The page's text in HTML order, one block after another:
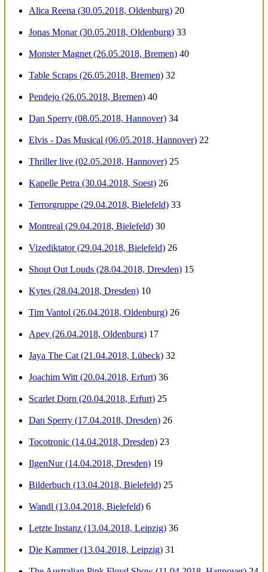
Alica Reena (30.05.2018, Oldenburg) 20
Jonas Monar (30.05.2018, Oldenburg) 33
Monster Magnet (26.05.2018, Bremen) 40
Table Scraps (26.05.2018, Bremen) 32
Pendejo (26.05.2018, Bremen) 40
Dan Sperry (08.05.2018, Hannover) 34
Elvis - Das Musical (06.05.2018, Hannover) 22
Thriller live (02.05.2018, Hannover) 25
Kapelle Petra (30.04.2018, Soest) 26
Terrorgruppe (29.04.2018, Bielefeld) 33
Montreal (29.04.2018, Bielefeld) 30
Vizediktator (29.04.2018, Bielefeld) 26
Shout Out Louds (28.04.2018, Dresden) 15
Kytes (28.04.2018, Dresden) 10
Tim Vantol (26.04.2018, Oldenburg) 26
Apey (26.04.2018, Oldenburg) 17
Jaya The Cat (21.04.2018, Lübeck) 32
Joachim Witt (20.04.2018, Erfurt) 36
Scarlet Dorn (20.04.2018, Erfurt) 25
Dan Sperry (17.04.2018, Dresden) 26
Tocotronic (14.04.2018, Dresden) 23
IlgenNur (14.04.2018, Dresden) 19
Bilderbuch (13.04.2018, Bielefeld) 25
Wandl (13.04.2018, Bielefeld) 6
Letzte Instanz (13.04.2018, Leipzig) 36
Die Kammer (13.04.2018, Leipzig) 31